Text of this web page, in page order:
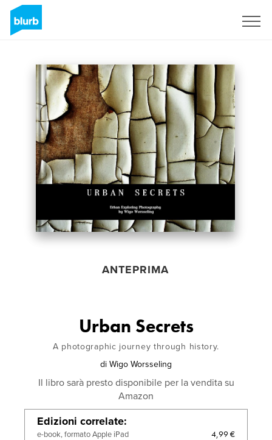
ANTEPRIMA
Urban Secrets
A photographic journey through history.
di Wigo Worsseling
Il libro sarà presto disponibile per la vendita su
Amazon
Edizioni correlate
e-book, formato Apple iPad 4,99 €